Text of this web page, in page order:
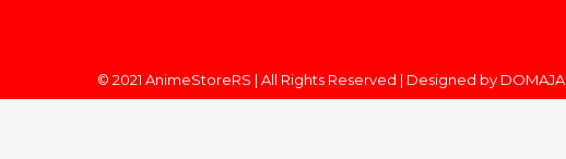
© 2021 AnimeStoreRS | All Rights Reserved | Designed by DOMAJA